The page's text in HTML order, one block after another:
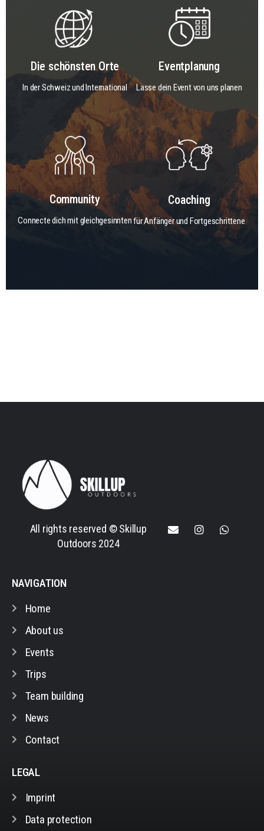
Die schönsten Orte
In der Schweiz und International
Eventplanung
Lasse dein Event von uns planen
Community
Connecte dich mit gleichgesinnten
Coaching
für Anfänger und Fortgeschrittene
All rights reserved © Skillup
Outdoors 2024
NAVIGATION
Home
About us
Events
Trips
Team building
News
Contact
LEGAL
Imprint
Data protection